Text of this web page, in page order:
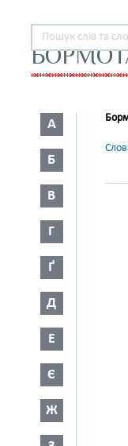
А
Б
В
Г
Ґ
Д
Е
Є
Ж